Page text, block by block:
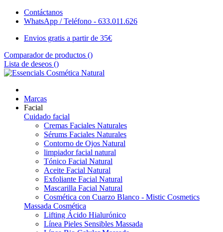
Contáctanos
WhatsApp / Teléfono - 633.011.626
Envios gratis a partir de 35€
Comparador de productos ()
Lista de deseos ()
Marcas
Facial
Cuidado facial
Cremas Faciales Naturales
Sérums Faciales Naturales
Contorno de Ojos Natural
limpiador facial natural
Tónico Facial Natural
Aceite Facial Natural
Exfoliante Facial Natural
Mascarilla Facial Natural
Cosmética con Cuarzo Blanco - Mistic Cosmetics
Massada Cosmética
Lifting Ácido Hialurónico
Línea Pieles Sensibles Massada